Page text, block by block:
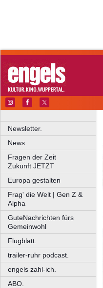
Newsletter.
News.
Fragen der Zeit
Zukunft JETZT
Europa gestalten
Frag' die Welt | Gen Z &
Alpha
GuteNachrichten fürs
Gemeinwohl
Flugblatt.
trailer-ruhr podcast.
engels zahl-ich.
ABO.